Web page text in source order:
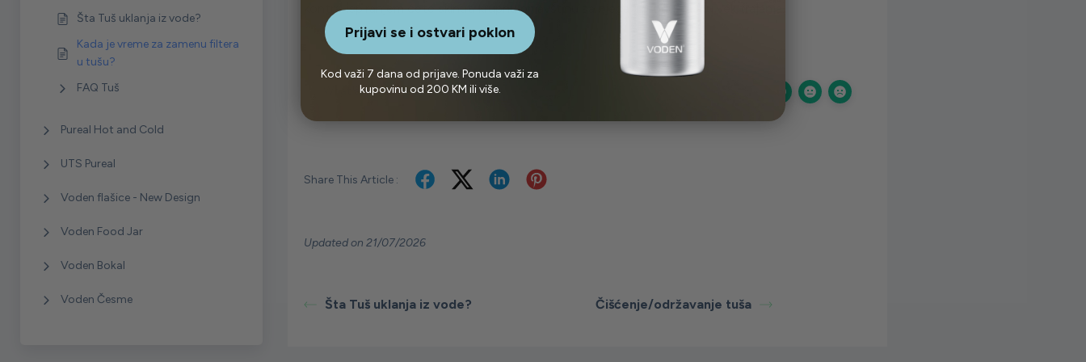
Šta Tuš uklanja iz vode?
Kada je vreme za zamenu filtera
u tušu?
FAQ Tuš
Pureal Hot and Cold
UTS Pureal
Voden flašice - New Design
Voden Food Jar
Voden Bokal
Voden Česme
kontra-ispiranjem ćete skinuti krupnu prljavštinu sa njega, i produžiti mu vek trajanja.
What are your Feelings
Share This Article :
Updated on 21/07/2026
Šta Tuš uklanja iz vode? Čišćenje/održavanje tuša
Prijavi se i ostvari poklon
Kod važi 7 dana od prijave. Ponuda važi za
kupovinu od 200 KM ili više.